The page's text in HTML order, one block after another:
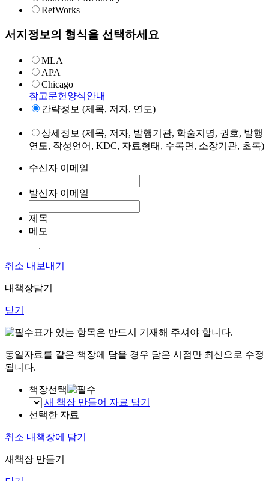
RefWorks
서지정보의 형식을 선택하세요
MLA
APA
Chicago
참고문헌양식안내
간략정보 (제목, 저자, 연도)
상세정보 (제목, 저자, 발행기관, 학술지명, 권호, 발행
연도, 작성언어, KDC, 자료형태, 수록면, 소장기관, 초록)
수신자 이메일
발신자 이메일
제목
메모
취소 내보내기
내책장담기
닫기
표가 있는 항목은 반드시 기재해 주셔야 합니다.
동일자료를 같은 책장에 담을 경우 담은 시점만 최신으로 수정
됩니다.
책장선택
새 책장 만들어 자료 담기
선택한 자료
취소 내책장에 담기
새책장 만들기